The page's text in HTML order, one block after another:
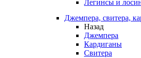
Легинсы и
Джемпера, свитера,
Назад
Джемпера
Кардиганы
Свитера